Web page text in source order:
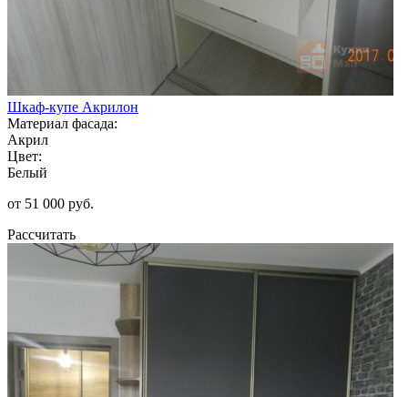
Шкаф-купе Акрилон
Материал фасада:
Акрил
Цвет:
Белый
от 51 000 руб.
Рассчитать